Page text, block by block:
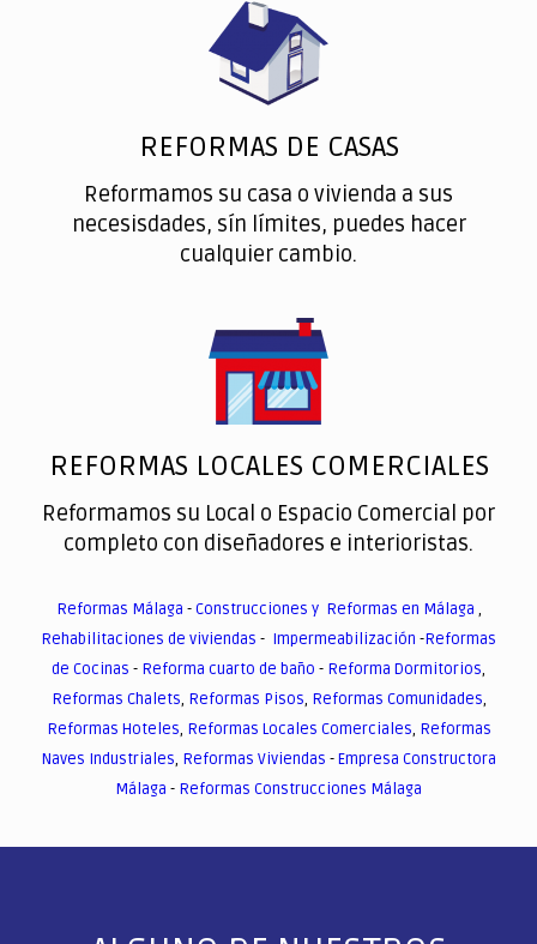
REFORMAS DE CASAS
Reformamos su casa o vivienda a sus
necesisdades, sín límites, puedes hacer
cualquier cambio.
REFORMAS LOCALES COMERCIALES
Reformamos su Local o Espacio Comercial por
completo con diseñadores e interioristas.
Reformas Málaga -Construcciones y Reformas en Málaga ,
Rehabilitaciones de viviendas - Impermeabilización -Reformas
de Cocinas - Reforma cuarto de baño - Reforma Dormitorios,
Reformas Chalets, Reformas Pisos, Reformas Comunidades,
Reformas Hoteles, Reformas Locales Comerciales, Reformas
Naves Industriales, Reformas Viviendas -Empresa Constructora
Málaga - Reformas Construcciones Málaga